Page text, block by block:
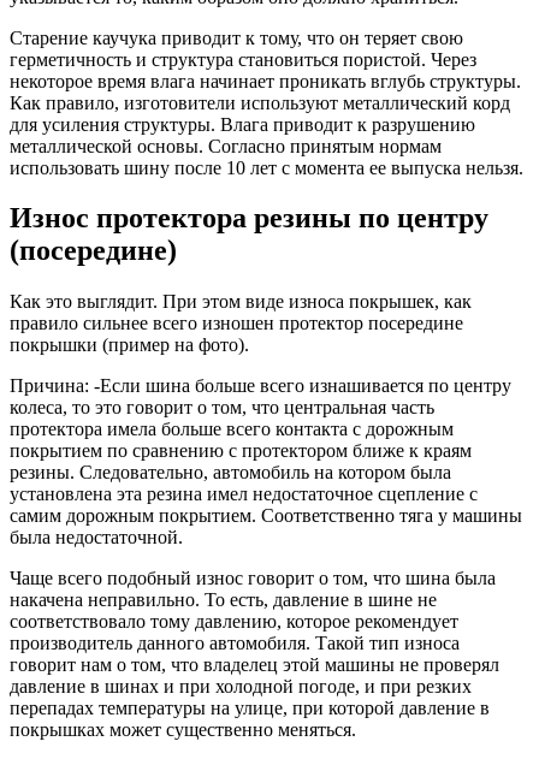
Старение каучука приводит к тому, что он теряет свою
герметичность и структура становиться пористой. Через
некоторое время влага начинает проникать вглубь структуры.
Как правило, изготовители используют металлический корд
для усиления структуры. Влага приводит к разрушению
металлической основы. Согласно принятым нормам
использовать шину после 10 лет с момента ее выпуска нельзя.
Износ протектора резины по центру
(посередине)
Как это выглядит. При этом виде износа покрышек, как
правило сильнее всего изношен протектор посередине
покрышки (пример на фото).
Причина: -Если шина больше всего изнашивается по центру
колеса, то это говорит о том, что центральная часть
протектора имела больше всего контакта с дорожным
покрытием по сравнению с протектором ближе к краям
резины. Следовательно, автомобиль на котором была
установлена эта резина имел недостаточное сцепление с
самим дорожным покрытием. Соответственно тяга у машины
была недостаточной.
Чаще всего подобный износ говорит о том, что шина была
накачена неправильно. То есть, давление в шине не
соответствовало тому давлению, которое рекомендует
производитель данного автомобиля. Такой тип износа
говорит нам о том, что владелец этой машины не проверял
давление в шинах и при холодной погоде, и при резких
перепадах температуры на улице, при которой давление в
покрышках может существенно меняться.